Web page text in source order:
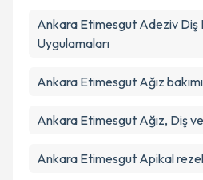
Ankara Etimesgut Adeziv Diş
Uygulamaları
Ankara Etimesgut Ağız
Ankara Etimesgut Ağız, Diş
Ankara Etimesgut Apikal